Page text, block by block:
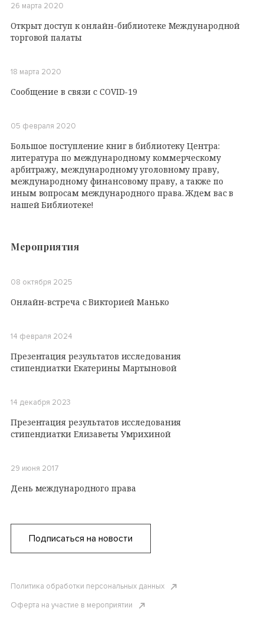
26 марта 2020
Открыт доступ к онлайн-библиотеке Международной
торговой палаты
18 марта 2020
Сообщение в связи с COVID-19
05 февраля 2020
Большое поступление книг в библиотеку Центра:
литература по международному коммерческому
арбитражу, международному уголовному праву,
международному финансовому праву, а также по
иным вопросам международного права. Ждем вас в
нашей Библиотеке!
Мероприятия
08 октября 2025
Онлайн-встреча с Викторией Манько
14 февраля 2024
Презентация результатов исследования
стипендиатки Екатерины Мартыновой
14 декабря 2023
Презентация результатов исследования
стипендиатки Елизаветы Умрихиной
29 июня 2017
День международного права
Подписаться на новости
Политика обработки персональных данных
Оферта на участие в мероприятии